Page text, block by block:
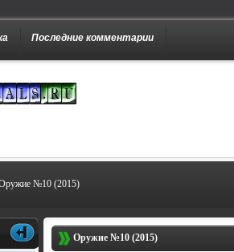
Последние комментарии
№10 (2015)
Оружие №10 (2015)